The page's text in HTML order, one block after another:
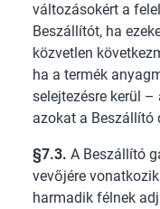
változásokért a
Beszállítót, ha
közvetlen
ha a termék
selejtezésre kerül
azokat a Beszállító
§7.3. A Beszállító
vevőjére
harmadik félnek